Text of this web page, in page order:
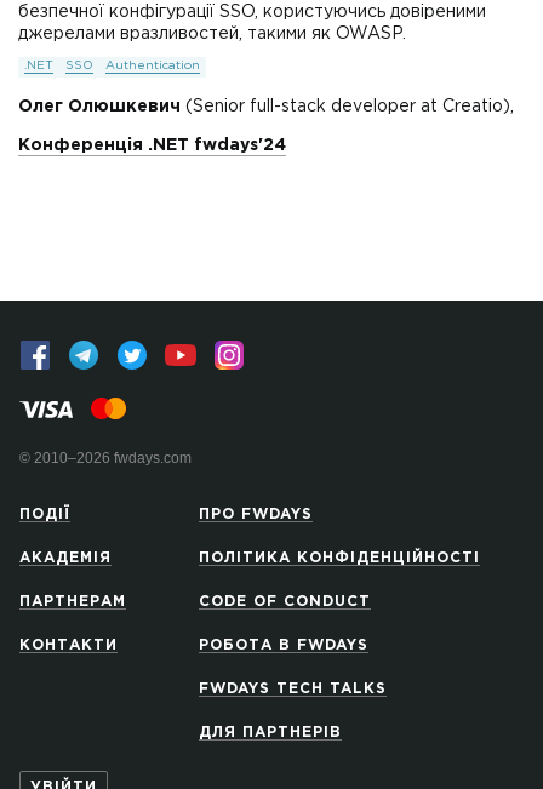
безпечної конфігурації SSO, користуючись довіреними
джерелами вразливостей, такими як OWASP.
.NET SSO Authentication
Олег Олюшкевич (Senior full-stack developer at Creatio),
Конференція .NET fwdays'24
© 2010–2026 fwdays.com
ПОДІЇ
АКАДЕМІЯ
ПАРТНЕРАМ
КОНТАКТИ
ПРО FWDAYS
ПОЛІТИКА КОНФІДЕНЦІЙНОСТІ
CODE OF CONDUCT
РОБОТА В FWDAYS
FWDAYS TECH TALKS
ДЛЯ ПАРТНЕРІВ